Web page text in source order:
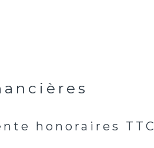
Valeurs
honoraires TTC